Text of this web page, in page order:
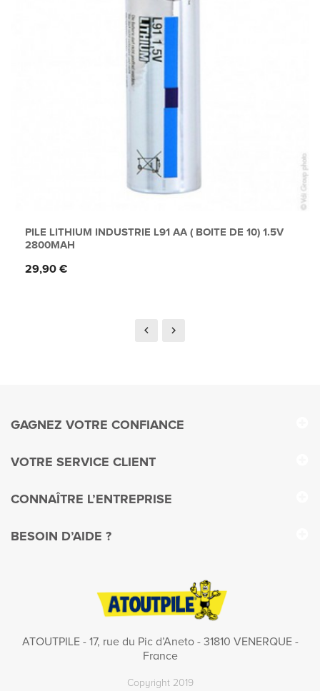
PILE LITHIUM INDUSTRIE L91 AA ( BOITE DE 10) 1.5V
2800MAH
Prix
29,90 €
GAGNEZ VOTRE CONFIANCE
VOTRE SERVICE CLIENT
CONNAÎTRE L’ENTREPRISE
BESOIN D’AIDE ?
ATOUTPILE - 17, rue du Pic d’Aneto - 31810 VENERQUE -
France
Copyright 2019